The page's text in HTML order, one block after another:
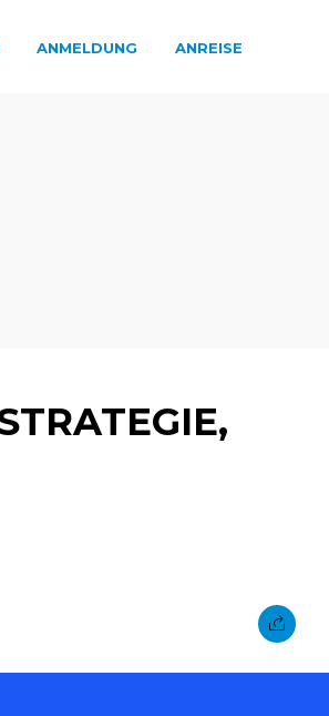
ANMELDUNG ANREISE